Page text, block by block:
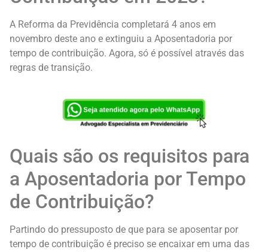
A Reforma da Previdência completará 4 anos em
novembro deste ano e extinguiu a Aposentadoria por
tempo de contribuição. Agora, só é possível através das
regras de transição.
Quais são os requisitos para
a Aposentadoria por Tempo
de Contribuição?
Partindo do pressuposto de que para se aposentar por
tempo de contribuição é preciso se encaixar em uma das